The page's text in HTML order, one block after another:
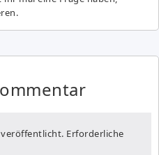
veröffentlicht. Erforderliche